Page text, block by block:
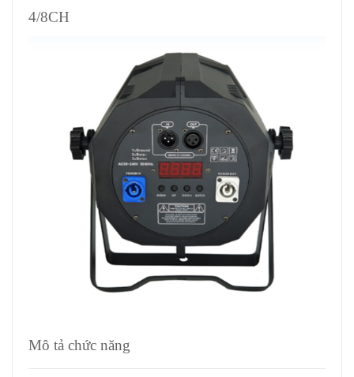
4/8CH
Mô tả chức năng